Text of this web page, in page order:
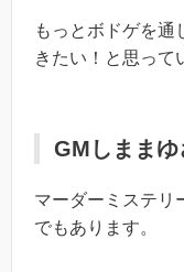
もっとボドゲを通
きたい！と思って
GMしままゆ
マーダーミステリ
でもあります。